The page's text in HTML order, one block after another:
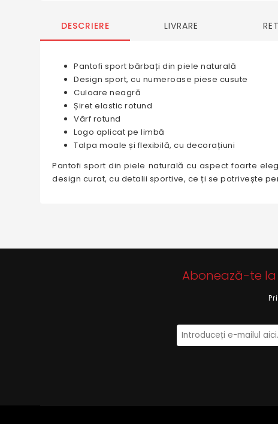
DESCRIERE LIVRARE
Pantofi sport bărbați din piele naturală
Design sport, cu numeroase piese cusute
Culoare neagră
Șiret elastic rotund
Vârf rotund
Logo aplicat pe limbă
Talpa moale și flexibilă, cu decorațiuni
Pantofi sport din piele naturală cu aspect foarte
design curat, cu detalii sportive, ce ți se potrivește
Abonează-te la